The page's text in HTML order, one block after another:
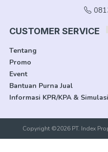
CUSTOMER SERVICE
Tentang
Promo
Event
Bantuan Purna Jual
Informasi KPR/KPA & Simulasi
Copyright ©2026 PT. Index